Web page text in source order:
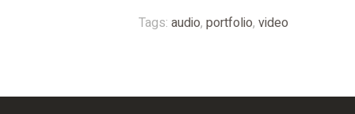
Tags: audio, portfolio, video